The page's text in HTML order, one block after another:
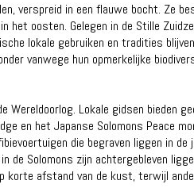
verspreid in een flauwe bocht.
oosten. Gelegen in de Stille
lokale gebruiken en tradities
vanwege hun opmerkelijke
Lokale gidsen bieden
en het Japanse Solomons Peace
die begraven liggen
de Solomons zijn achtergebleven
afstand van de kust, terwijl